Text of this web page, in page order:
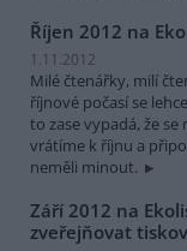
Říjen 2012 na
1.11.2012
Milé čtenářky, milí
říjnové počasí se
to zase vypadá, že
vrátíme k říjnu a
neměli minout.
Září 2012 na
zveřejňovat